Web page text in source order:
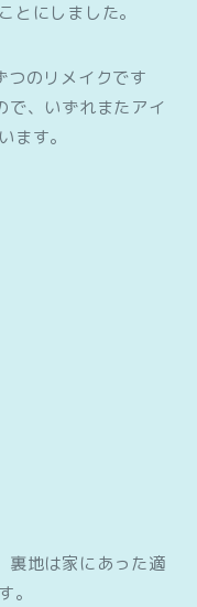
とにしました。
つのリメイクです
で、いずれまたアイ
ます。
裏地は家にあった適
。